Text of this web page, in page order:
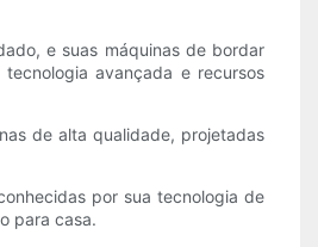
e suas máquinas de bordar
avançada e recursos
de alta qualidade, projetadas
por sua tecnologia de
para casa.